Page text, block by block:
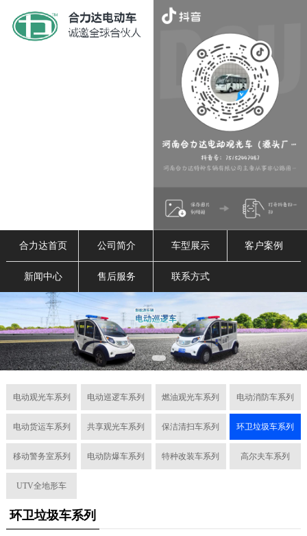
合力达首页 公司简介 车型展示 客户案例
新闻中心 售后服务 联系方式
电动观光车系列 电动巡逻车系列 燃油观光车系列 电动消防车系列
电动货运车系列 共享观光车系列 保洁清扫车系列 环卫垃圾车系列
移动警务室系列 电动防爆车系列 特种改装车系列 高尔夫车系列
UTV全地形车
环卫垃圾车系列